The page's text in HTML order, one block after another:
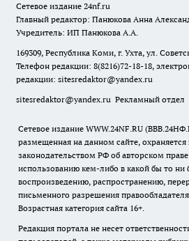
Сетевое издание 24nf.ru
Главный редактор: Панюкова Анна
Учредитель: ИП Панюкова А.А.
169309, Республика Коми, г. Ухта, ул.
Телефон редакции: 8(8216)72-18-18,
редакции: sitesredaktor@yandex.ru
sitesredaktor@yandex.ru Рекламный отдел
Сетевое издание WWW.24NF.RU
размещенная на данном сайте, охраняется
законодательством РФ об авторском
использованию кем-либо в какой бы то
воспроизведению, распространению,
письменного разрешения
Возрастная категория сайта 16+.
Редакция портала не несет